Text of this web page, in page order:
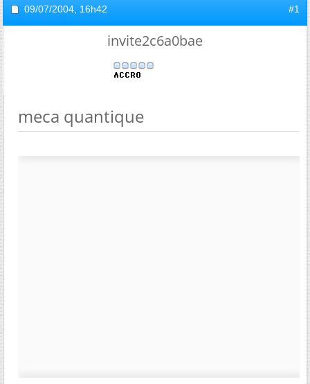
09/07/2004, 16h42 #1
invite2c6a0bae
meca quantique